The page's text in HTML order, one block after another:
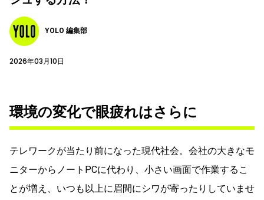
YOLO 編集部
2026年03月10日
環境の変化で眼疲れはさらに
テレワークが当たり前になった現代社会。 会社の大きなモ
ニターからノートPCに代わり、小さい画面で作業するこ
とが増え、いつも以上に眉間にシワが寄ったりしていませ